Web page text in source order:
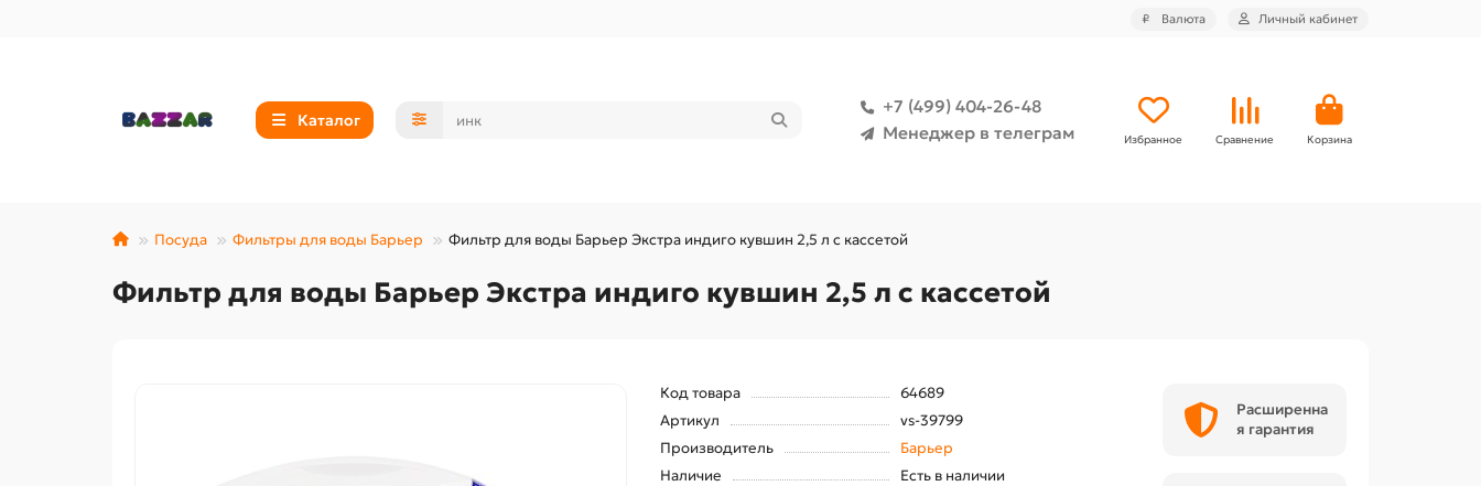
₽ Валюта Личный кабинет
Каталог
+7 (499) 404-26-48
Менеджер в телеграм
Избранное Сравнение Корзина
Посуда Фильтры для воды Барьер Фильтр для воды Барьер Экстра индиго кувшин 2,5 л с кассетой
Фильтр для воды Барьер Экстра индиго кувшин 2,5 л с кассетой
Код товара
64689
Артикул
vs-39799
Производитель
Барьер
Наличие
Есть в наличии
Расширенна
я гарантия